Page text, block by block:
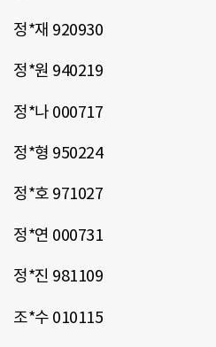
정*재 920930
정*원 940219
정*나 000717
정*형 950224
정*호 971027
정*연 000731
정*진 981109
조*수 010115